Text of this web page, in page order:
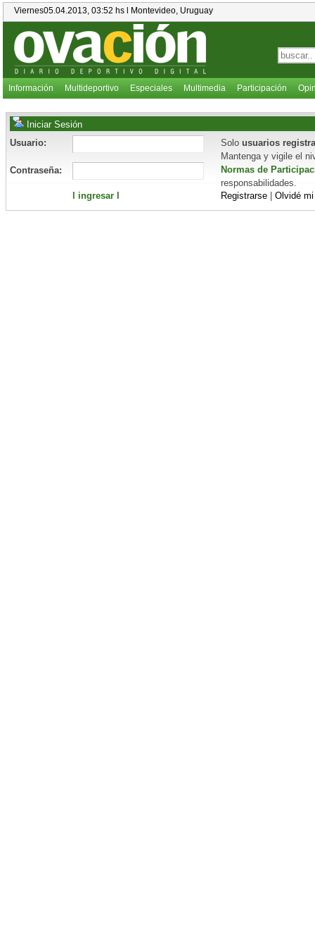
Viernes05.04.2013, 03:52 hs l Montevideo, Uruguay
Información Multideportivo Especiales Multimedia Participación
Iniciar Sesión
Usuario:
Solo usuarios
Mantenga y vigile el
Normas de
responsabilidades.
Contraseña:
l ingresar l Registrarse Olvidé